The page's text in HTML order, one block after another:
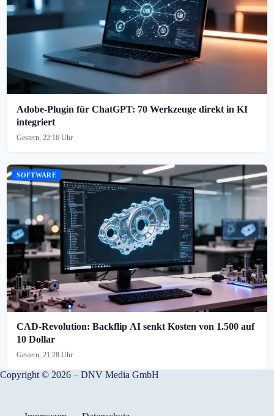
Adobe-Plugin für ChatGPT: 70 Werkzeuge direkt in KI
integriert
Gestern, 22:16 Uhr
SOFTWARE
CAD-Revolution: Backflip AI senkt Kosten von 1.500 auf
10 Dollar
Gestern, 21:28 Uhr
Copyright © 2026 – DNV Media GmbH